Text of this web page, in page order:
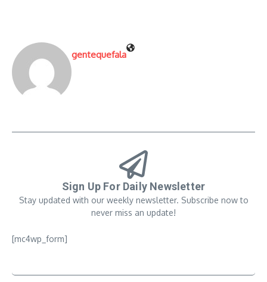
gentequefala
Sign Up For Daily Newsletter
Stay updated with our weekly newsletter. Subscribe now to
never miss an update!
[mc4wp_form]